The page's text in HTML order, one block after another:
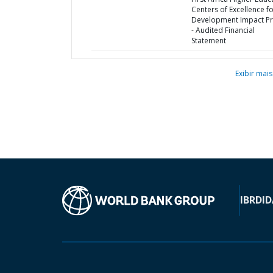
Centers of Excellence
Development Impact
- Audited Financial
Statement
Exibir mais
IBRD